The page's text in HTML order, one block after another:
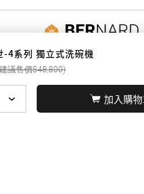
-4系列 獨立式洗碗機
48,800
加入購
友誠購物
© BERNARD 2021